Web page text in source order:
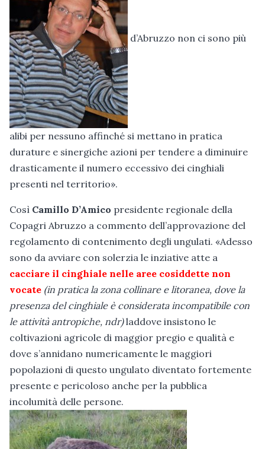
d’Abruzzo non ci sono più
alibi per nessuno affinché si mettano in pratica
durature e sinergiche azioni per tendere a diminuire
drasticamente il numero eccessivo dei cinghiali
presenti nel territorio».
Così Camillo D’Amico presidente regionale della
Copagri Abruzzo a commento dell’approvazione del
regolamento di contenimento degli ungulati. «Adesso
sono da avviare con solerzia le inziative atte a
cacciare il cinghiale nelle aree cosiddette non
vocate (in pratica la zona collinare e litoranea, dove la
presenza del cinghiale è considerata incompatibile con
le attività antropiche, ndr)laddove insistono le
coltivazioni agricole di maggior pregio e qualità e
dove s’annidano numericamente le maggiori
popolazioni di questo ungulato diventato fortemente
presente e pericoloso anche per la pubblica
incolumità delle persone.